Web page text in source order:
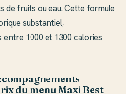
de fruits ou eau. Cette formule
substantiel,
1000 et 1300 calories
du menu Maxi Best